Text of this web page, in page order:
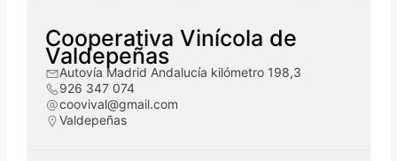
Cooperativa Vinícola de
Valdepeñas
Autovía Madrid Andalucía kilómetro 198,3
926 347 074
coovival@gmail.com
Valdepeñas